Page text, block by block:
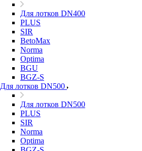
Для лотков DN400
PLUS
SIR
BetoMax
Norma
Optima
BGU
BGZ-S
Для лотков DN500
Для лотков DN500
PLUS
SIR
Norma
Optima